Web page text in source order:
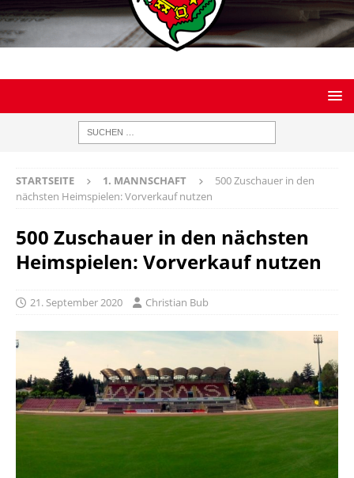
STARTSEITE 1. MANNSCHAFT
500 Zuschauer in den
nächsten Heimspielen: Vorverkauf nutzen
500 Zuschauer in den nächsten
Heimspielen: Vorverkauf nutzen
21. September 2020 Christian Bub